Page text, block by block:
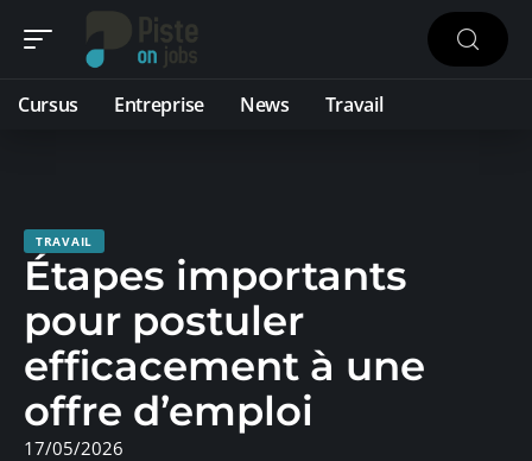
Cursus Entreprise News Travail
TRAVAIL
Étapes importants
pour postuler
efficacement à une
offre d’emploi
17/05/2026